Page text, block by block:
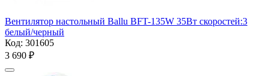
Вентилятор настольный Ballu BFT-135W 35Вт скоростей:3
белый/черный
Код: 301605
3 690 ₽